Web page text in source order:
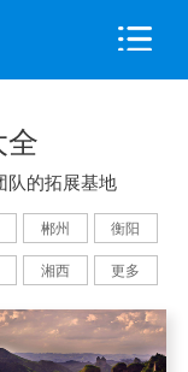
全
队的拓展基地
郴州 衡阳
湘西 更多